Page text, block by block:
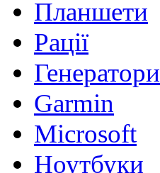
Планшети
Рації
Генератори
Garmin
Microsoft
Ноутбуки